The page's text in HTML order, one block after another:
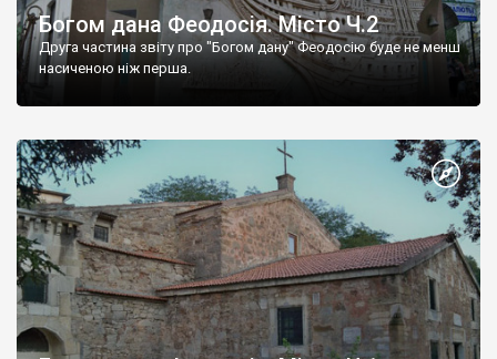
Богом дана Феодосія. Місто Ч.2
Друга частина звіту про "Богом дану" Феодосію буде не менш
насиченою ніж перша.